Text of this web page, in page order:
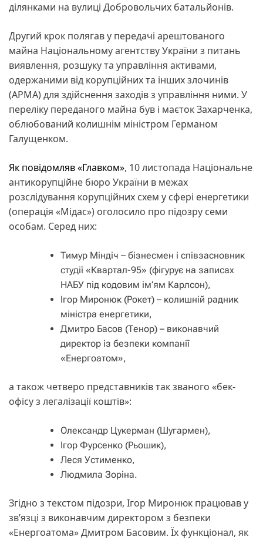
ділянками на вулиці Добровольчих батальйонів.
Другий крок полягав у передачі арештованого
майна Національному агентству України з питань
виявлення, розшуку та управління активами,
одержаними від корупційних та інших злочинів
(АРМА) для здійснення заходів з управління ними. У
переліку переданого майна був і маєток Захарченка,
облюбований колишнім міністром Германом
Галущенком.
Як повідомляв «Главком», 10 листопада Національне
антикорупційне бюро України в межах
розслідування корупційних схем у сфері енергетики
(операція «Мідас») оголосило про підозру семи
особам. Серед них:
Тимур Міндіч – бізнесмен і співзасновник
студії «Квартал-95» (фігурує на записах
НАБУ під кодовим ім’ям Карлсон),
Ігор Миронюк (Рокет) – колишній радник
міністра енергетики,
Дмитро Басов (Тенор) – виконавчий
директор із безпеки компанії
«Енергоатом»,
а також четверо представників так званого «бек-
офісу з легалізації коштів»:
Олександр Цукерман (Шугармен),
Ігор Фурсенко (Рьошик),
Леся Устименко,
Людмила Зоріна.
Згідно з текстом підозри, Ігор Миронюк працював у
зв’язці з виконавчим директором з безпеки
«Енергоатома» Дмитром Басовим. Їх функціонал, як